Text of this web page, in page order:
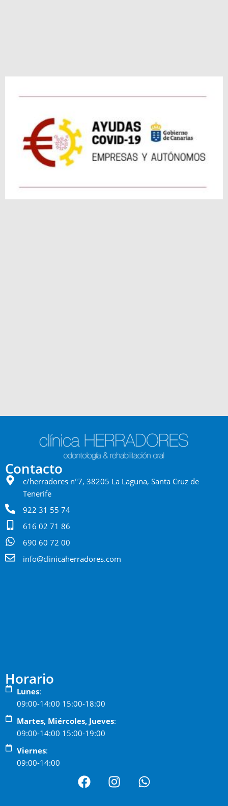
Contacto
c/herradores nº7, 38205 La Laguna, Santa Cruz de
Tenerife
922 31 55 74
616 02 71 86
690 60 72 00
info@clinicaherradores.com
Horario
Lunes:
09:00-14:00 15:00-18:00
Martes, Miércoles, Jueves:
09:00-14:00 15:00-19:00
Viernes:
09:00-14:00
F
a
I
n
W
h